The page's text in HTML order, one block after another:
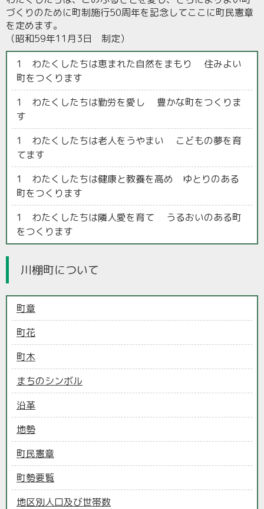
づくりのために町制施行50周年を記念してここに町民憲章
を定めます。
（昭和59年11月3日 制定）
1 わたくしたちは恵まれた自然をまもり 住みよい
町をつくります
1 わたくしたちは勤労を愛し 豊かな町をつくりま
す
1 わたくしたちは老人をうやまい こどもの夢を育
てます
1 わたくしたちは健康と教養を高め ゆとりのある
町をつくります
1 わたくしたちは隣人愛を育て うるおいのある町
をつくります
川棚町について
町章
町花
町木
まちのシンボル
沿革
地勢
町民憲章
町勢要覧
地区別人口及び世帯数